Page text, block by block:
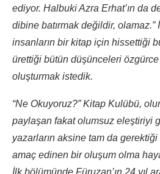
ediyor. Halbuki Azra Erhat’ın da
dibine batırmak değildir, olamaz.”
insanların bir kitap için hissettiği
ürettiği bütün düşünceleri
oluşturmak istedik.
“Ne Okuyoruz?” Kitap Kulübü,
paylaşan fakat olumsuz eleştiriyi
yazarların aksine tam da
amaç edinen bir oluşum olma
İlk bölümünde Füruzan’ın 24 yıl